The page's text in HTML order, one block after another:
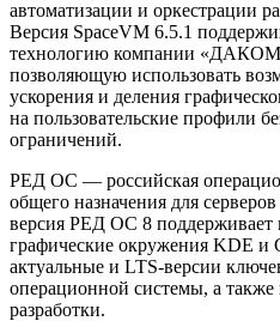
автоматизации и оркестрации
Версия SpaceVM 6.5.1
технологию компании
позволяющую использовать
ускорения и деления
на пользовательские профили
ограничений.
РЕД ОС — российская
общего назначения для
версия РЕД ОС 8 поддерживает
графические окружения KDE и
актуальные и LTS-версии
операционной системы, а также
разработки.